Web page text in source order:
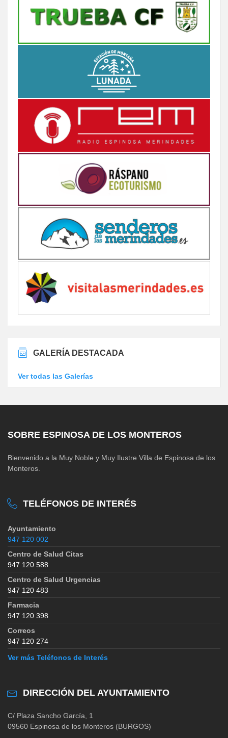
GALERÍA DESTACADA
Ver todas las Galerías
SOBRE ESPINOSA DE LOS MONTEROS
Bienvenido a la Muy Noble y Muy Ilustre Villa de Espinosa de los
Monteros.
TELÉFONOS DE INTERÉS
Ayuntamiento
947 120 002
Centro de Salud Citas
947 120 588
Centro de Salud Urgencias
947 120 483
Farmacia
947 120 398
Correos
947 120 274
Ver más Teléfonos de Interés
DIRECCIÓN DEL AYUNTAMIENTO
C/ Plaza Sancho García, 1
09560 Espinosa de los Monteros (BURGOS)